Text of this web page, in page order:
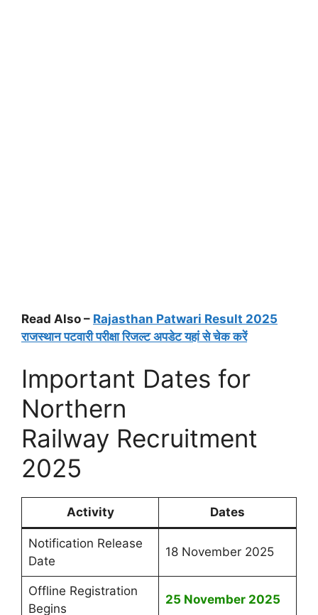
Read Also – Rajasthan Patwari Result 2025
राजस्थान पटवारी परीक्षा रिजल्ट अपडेट यहां से चेक करें
Important Dates for
Northern
Railway Recruitment
2025
Activity Dates
Notification Release
Date
18 November 2025
Offline Registration
Begins
25 November 2025